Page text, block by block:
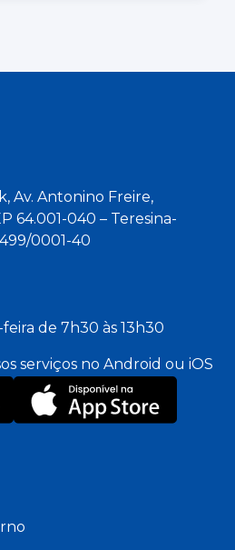
Av. Antonino Freire,
64.001-040 – Teresina-
0001-40
de 7h30 às 13h30
serviços no Android ou iOS